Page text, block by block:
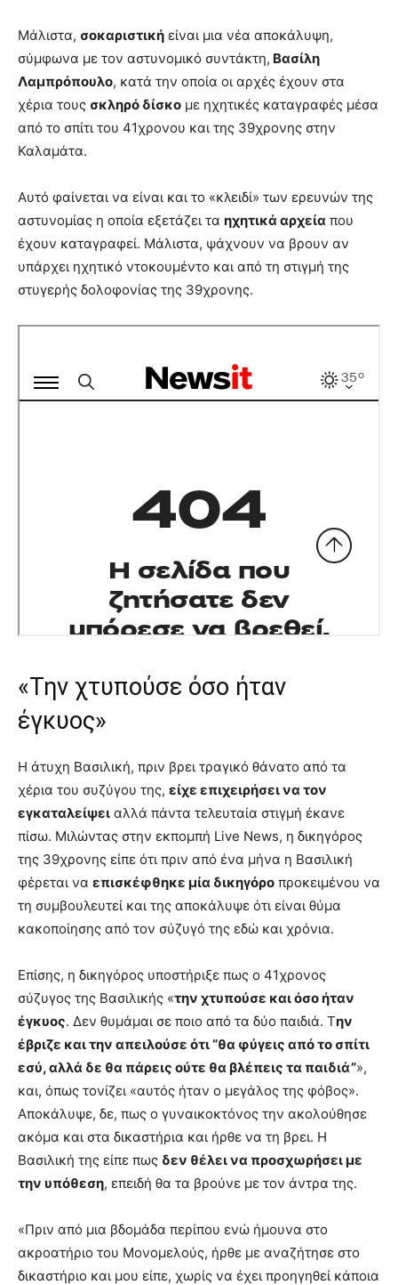
Μάλιστα, σοκαριστική είναι μια νέα αποκάλυψη,
σύμφωνα με τον αστυνομικό συντάκτη, Βασίλη
Λαμπρόπουλο, κατά την οποία οι αρχές έχουν στα
χέρια τους σκληρό δίσκο με ηχητικές καταγραφές μέσα
από το σπίτι του 41χρονου και της 39χρονης στην
Καλαμάτα.
Αυτό φαίνεται να είναι και το «κλειδί» των ερευνών της
αστυνομίας η οποία εξετάζει τα ηχητικά αρχεία που
έχουν καταγραφεί. Μάλιστα, ψάχνουν να βρουν αν
υπάρχει ηχητικό ντοκουμέντο και από τη στιγμή της
στυγερής δολοφονίας της 39χρονης.
«Την χτυπούσε όσο ήταν
έγκυος»
Η άτυχη Βασιλική, πριν βρει τραγικό θάνατο από τα
χέρια του συζύγου της, είχε επιχειρήσει να τον
εγκαταλείψει αλλά πάντα τελευταία στιγμή έκανε
πίσω. Μιλώντας στην εκπομπή Live News, η δικηγόρος
της 39χρονης είπε ότι πριν από ένα μήνα η Βασιλική
φέρεται να επισκέφθηκε μία δικηγόρο προκειμένου να
τη συμβουλευτεί και της αποκάλυψε ότι είναι θύμα
κακοποίησης από τον σύζυγό της εδώ και χρόνια.
Επίσης, η δικηγόρος υποστήριξε πως ο 41χρονος
σύζυγος της Βασιλικής «την χτυπούσε και όσο ήταν
έγκυος. Δεν θυμάμαι σε ποιο από τα δύο παιδιά. Την
έβριζε και την απειλούσε ότι “θα φύγεις από το σπίτι
εσύ, αλλά δε θα πάρεις ούτε θα βλέπεις τα παιδιά”»,
και, όπως τονίζει «αυτός ήταν ο μεγάλος της φόβος».
Αποκάλυψε, δε, πως ο γυναικοκτόνος την ακολούθησε
ακόμα και στα δικαστήρια και ήρθε να τη βρει. Η
Βασιλική της είπε πως δεν θέλει να προσχωρήσει με
την υπόθεση, επειδή θα τα βρούνε με τον άντρα της.
«Πριν από μια βδομάδα περίπου ενώ ήμουνα στο
ακροατήριο του Μονομελούς, ήρθε με αναζήτησε στο
δικαστήριο και μου είπε, χωρίς να έχει προηγηθεί κάποια